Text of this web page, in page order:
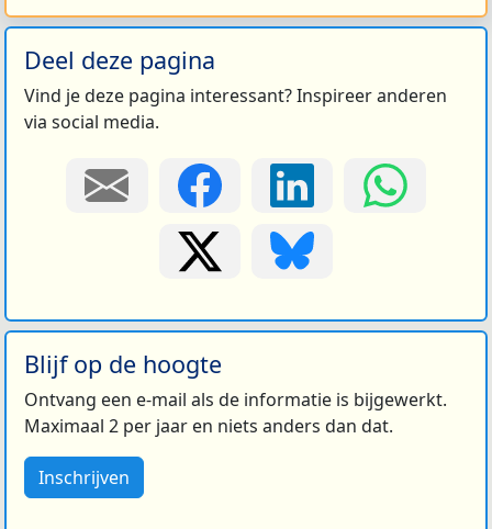
Deel deze pagina
Vind je deze pagina interessant? Inspireer anderen
via social media.
Blijf op de hoogte
Ontvang een e-mail als de informatie is bijgewerkt.
Maximaal 2 per jaar en niets anders dan dat.
Inschrijven